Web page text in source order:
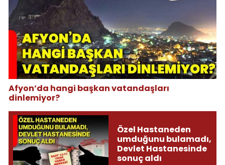
Afyon’da hangi başkan vatandaşları
dinlemiyor?
Özel Hastaneden
umduğunu bulamadı,
Devlet Hastanesinde
sonuç aldı